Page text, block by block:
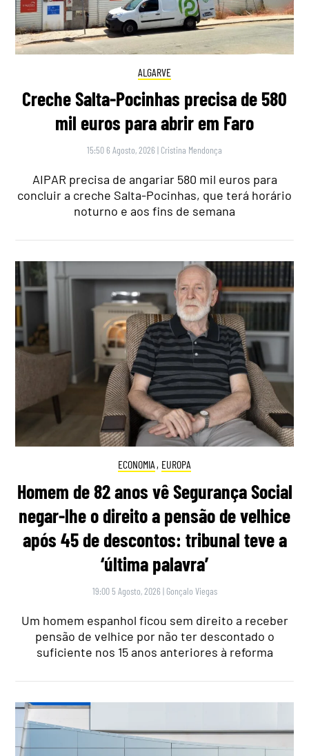
ALGARVE
Creche Salta-Pocinhas precisa de 580
mil euros para abrir em Faro
15:50 6 Agosto, 2026 | Cristina Mendonça
AIPAR precisa de angariar 580 mil euros para
concluir a creche Salta-Pocinhas, que terá horário
noturno e aos fins de semana
ECONOMIA , EUROPA
Homem de 82 anos vê Segurança Social
negar-lhe o direito a pensão de velhice
após 45 de descontos: tribunal teve a
‘última palavra’
19:00 5 Agosto, 2026 | Gonçalo Viegas
Um homem espanhol ficou sem direito a receber
pensão de velhice por não ter descontado o
suficiente nos 15 anos anteriores à reforma